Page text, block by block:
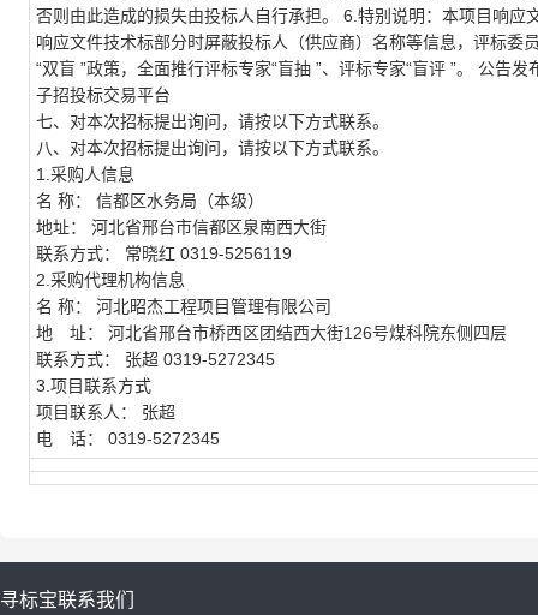
否则由此造成的损失由投标人自行承担。 6.特别说明：本项目响
响应文件技术标部分时屏蔽投标人（供应商）名称等信息，评标
“双盲 ”政策，全面推行评标专家“盲抽 ”、评标专家“盲评 ”。 公告
子招投标交易平台
七、对本次招标提出询问，请按以下方式联系。
八、对本次招标提出询问，请按以下方式联系。
1.采购人信息
名 称：
信都区水务局（本级）
地址：
河北省邢台市信都区泉南西大街
联系方式：
常晓红 0319-5256119
2.采购代理机构信息
名 称：
河北昭杰工程项目管理有限公司
地 址：
河北省邢台市桥西区团结西大街126号煤科院东侧四层
联系方式： 张超 0319-5272345
3.项目联系方式
项目联系人：
张超
电 话：
0319-5272345
寻标宝联系我们